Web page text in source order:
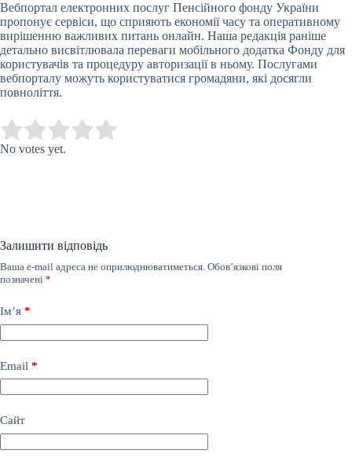
Вебпортал електронних послуг Пенсійного фонду України
пропонує сервіси, що сприяють економії часу та оперативному
вирішенню важливих питань онлайн. Наша редакція раніше
детально висвітлювала переваги мобільного додатка Фонду для
користувачів та процедуру авторизації в ньому. Послугами
вебпорталу можуть користуватися громадяни, які досягли
повноліття.
Rate this item:
No votes yet.
Залишити відповідь
Ваша e-mail адреса не оприлюднюватиметься. Обов’язкові поля
позначені *
Ім’я *
Email *
Сайт